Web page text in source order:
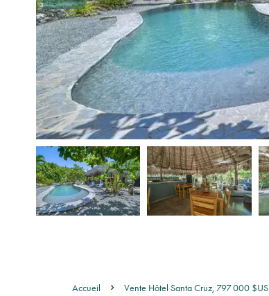
Accueil Vente Hôtel Santa Cruz, 797 000 $US